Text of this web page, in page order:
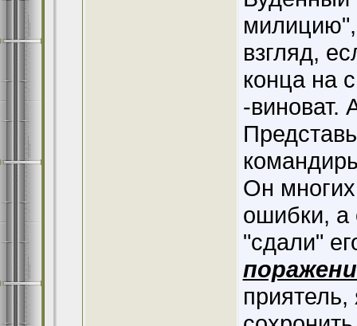
взгляд,
конца на
-виноват.
Он
ошибки, а
"сдали"